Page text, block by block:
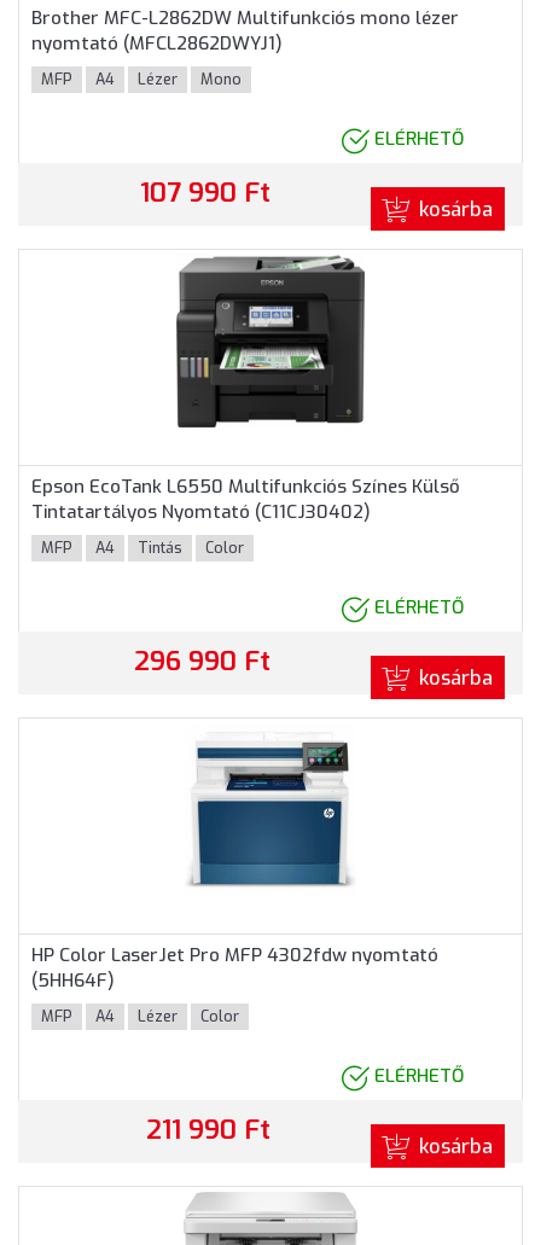
Brother MFC-L2862DW Multifunkciós mono lézer
nyomtató (MFCL2862DWYJ1)
MFP A4 Lézer Mono
ELÉRHETŐ
107 990 Ft kosárba
Epson EcoTank L6550 Multifunkciós Színes Külső
Tintatartályos Nyomtató (C11CJ30402)
MFP A4 Tintás Color
ELÉRHETŐ
296 990 Ft kosárba
HP Color LaserJet Pro MFP 4302fdw nyomtató
(5HH64F)
MFP A4 Lézer Color
ELÉRHETŐ
211 990 Ft kosárba